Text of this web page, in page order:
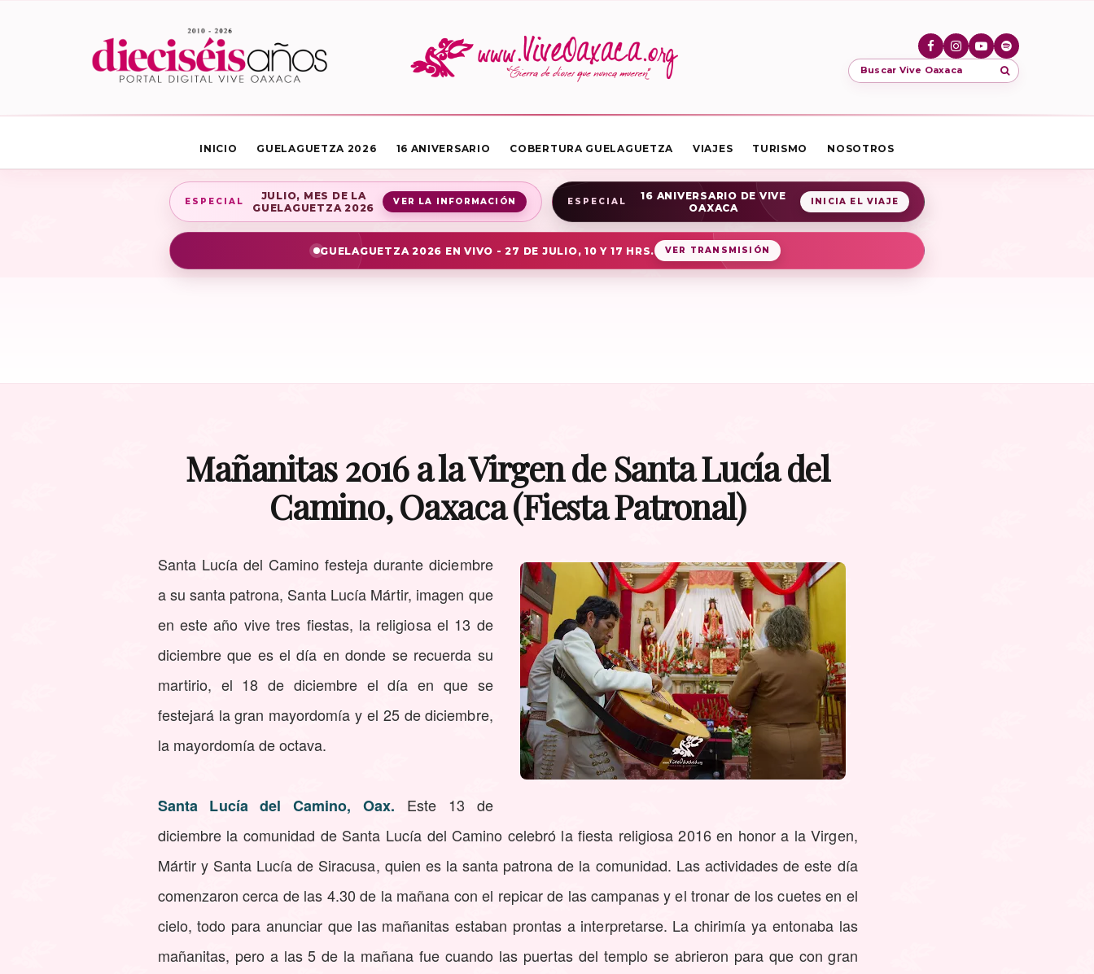
Buscar Vive Oaxaca
INICIO GUELAGUETZA 2026 16 ANIVERSARIO COBERTURA GUELAGUETZA VIAJES TURISMO NOSOTROS
ESPECIAL
JULIO, MES DE LA
GUELAGUETZA 2026
VER LA INFORMACIÓN ESPECIAL
16 ANIVERSARIO DE VIVE
OAXACA
INICIA EL VIAJE
GUELAGUETZA 2026 EN VIVO - 27 DE JULIO, 10 Y 17 HRS. VER TRANSMISIÓN
Mañanitas 2016 a la Virgen de Santa Lucía del
Camino, Oaxaca (Fiesta Patronal)
Santa Lucía del Camino festeja durante diciembre
a su santa patrona, Santa Lucía Mártir, imagen que
en este año vive tres fiestas, la religiosa el 13 de
diciembre que es el día en donde se recuerda su
martirio, el 18 de diciembre el día en que se
festejará la gran mayordomía y el 25 de diciembre,
la mayordomía de octava.
Santa Lucía del Camino, Oax. Este 13 de
diciembre la comunidad de Santa Lucía del Camino celebró la fiesta religiosa 2016 en honor a la Virgen,
Mártir y Santa Lucía de Siracusa, quien es la santa patrona de la comunidad. Las actividades de este día
comenzaron cerca de las 4.30 de la mañana con el repicar de las campanas y el tronar de los cuetes en el
cielo, todo para anunciar que las mañanitas estaban prontas a interpretarse. La chirimía ya entonaba las
mañanitas, pero a las 5 de la mañana fue cuando las puertas del templo se abrieron para que con gran